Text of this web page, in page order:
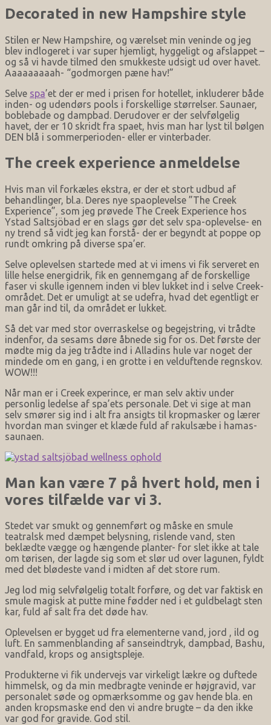
Decorated in new Hampshire style
Stilen er New Hampshire, og værelset min veninde og jeg
blev indlogeret i var super hjemligt, hyggeligt og afslappet –
og så vi havde tilmed den smukkeste udsigt ud over havet.
Aaaaaaaaah- “godmorgen pæne hav!”
Selve spa’et der er med i prisen for hotellet, inkluderer både
inden- og udendørs pools i forskellige størrelser. Saunaer,
boblebade og dampbad. Derudover er der selvfølgelig
havet, der er 10 skridt fra spaet, hvis man har lyst til bølgen
DEN blå i sommerperioden- eller er vinterbader.
The creek experience anmeldelse
Hvis man vil forkæles ekstra, er der et stort udbud af
behandlinger, bl.a. Deres nye spaoplevelse ”The Creek
Experience”, som jeg prøvede The Creek Experience hos
Ystad Saltsjöbad er en slags gør det selv spa-oplevelse- en
ny trend så vidt jeg kan forstå- der er begyndt at poppe op
rundt omkring på diverse spa’er.
Selve oplevelsen startede med at vi imens vi fik serveret en
lille helse energidrik, fik en gennemgang af de forskellige
faser vi skulle igennem inden vi blev lukket ind i selve Creek-
området. Det er umuligt at se udefra, hvad det egentligt er
man går ind til, da området er lukket.
Så det var med stor overraskelse og begejstring, vi trådte
indenfor, da sesams døre åbnede sig for os. Det første der
mødte mig da jeg trådte ind i Alladins hule var noget der
mindede om en gang, i en grotte i en velduftende regnskov.
WOW!!!
Når man er i Creek experince, er man selv aktiv under
personlig ledelse af spa’ets personale. Det vi sige at man
selv smører sig ind i alt fra ansigts til kropmasker og lærer
hvordan man svinger et klæde fuld af rakulsæbe i hamas-
saunaen.
Man kan være 7 på hvert hold, men i
vores tilfælde var vi 3.
Stedet var smukt og gennemført og måske en smule
teatralsk med dæmpet belysning, rislende vand, sten
beklædte vægge og hængende planter- for slet ikke at tale
om tørisen, der lagde sig som et slør ud over lagunen, fyldt
med det blødeste vand i midten af det store rum.
Jeg lod mig selvfølgelig totalt forføre, og det var faktisk en
smule magisk at putte mine fødder ned i et guldbelagt sten
kar, fuld af salt fra det døde hav.
Oplevelsen er bygget ud fra elementerne vand, jord , ild og
luft. En sammenblanding af sanseindtryk, dampbad, Bashu,
vandfald, krops og ansigtspleje.
Produkterne vi fik undervejs var virkeligt lækre og duftede
himmelsk, og da min medbragte veninde er højgravid, var
personalet søde og opmærksomme og gav hende bla. en
anden kropsmaske end den vi andre brugte – da den ikke
var god for gravide. God stil.